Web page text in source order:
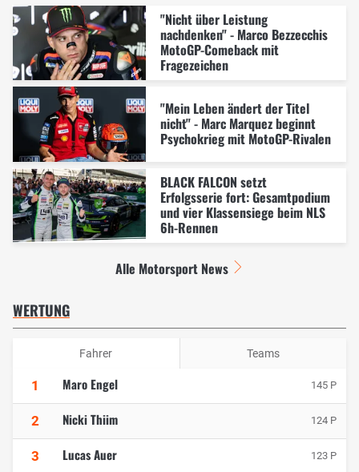
"Nicht über Leistung
nachdenken" - Marco Bezzecchis
MotoGP-Comeback mit
Fragezeichen
"Mein Leben ändert der Titel
nicht" - Marc Marquez beginnt
Psychokrieg mit MotoGP-Rivalen
BLACK FALCON setzt
Erfolgsserie fort: Gesamtpodium
und vier Klassensiege beim NLS
6h-Rennen
Alle Motorsport News
WERTUNG
Fahrer Teams
1 Maro Engel 145 P
2 Nicki Thiim 124 P
3 Lucas Auer 123 P